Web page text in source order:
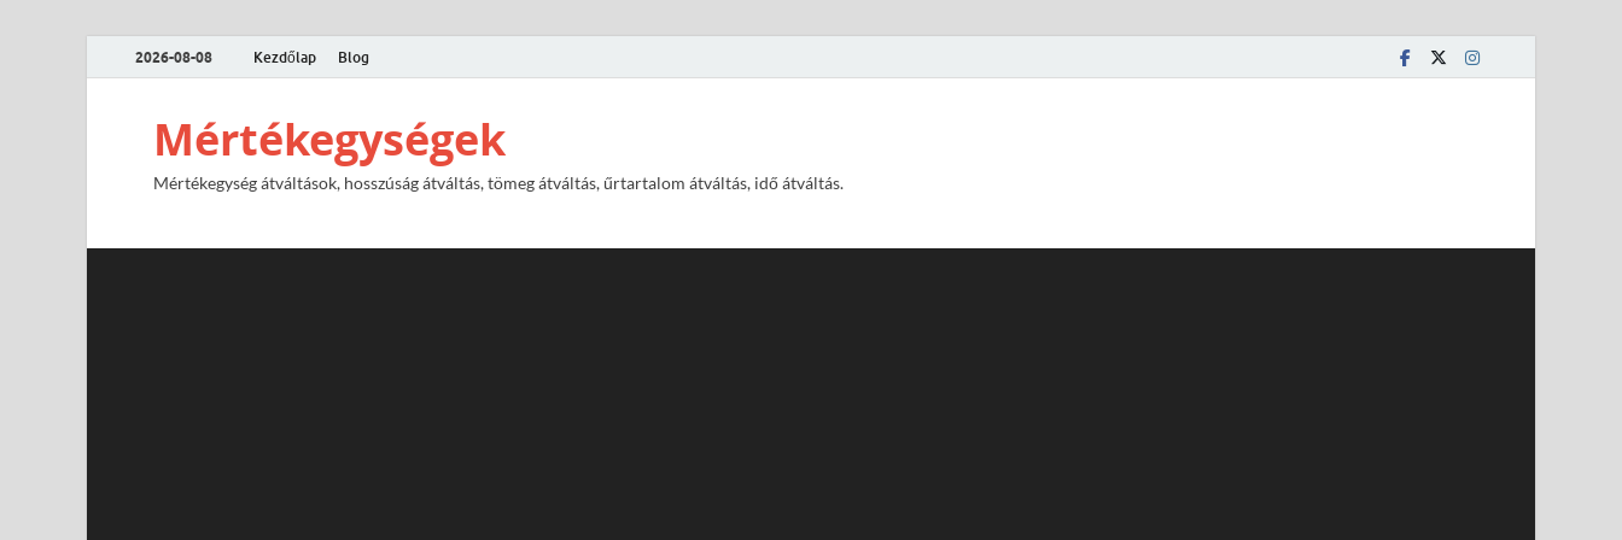
2026-08-08 Kezdőlap Blog
Mértékegységek
Mértékegység átváltások, hosszúság átváltás, tömeg átváltás, űrtartalom átváltás, idő átváltás.